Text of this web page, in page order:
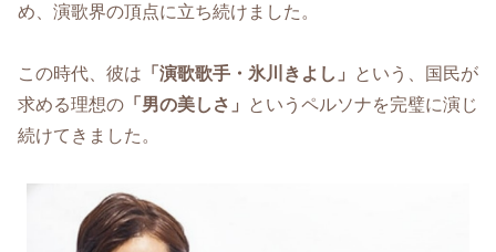
め、演歌界の頂点に立ち続けました。
この時代、彼は 「演歌歌手・氷川きよし」
という、国民が
求める理想の 「男の美しさ」
というペルソナを完璧に演じ
続けてきました。